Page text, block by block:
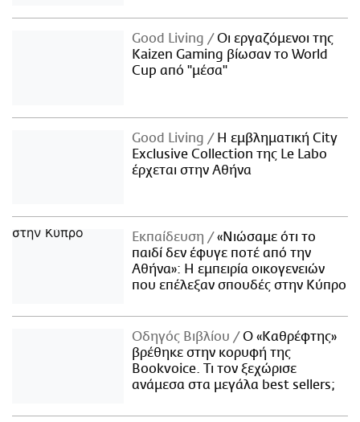
Good Living
Οι εργαζόμενοι της
Kaizen Gaming βίωσαν το World
Cup από "μέσα"
Good Living
Η εμβληματική City
Exclusive Collection της Le Labo
έρχεται στην Αθήνα
Εκπαίδευση
«Νιώσαμε ότι το
παιδί δεν έφυγε ποτέ από την
Αθήνα»: Η εμπειρία οικογενειών
που επέλεξαν σπουδές στην Κύπρο
Οδηγός Βιβλίου
Ο «Καθρέφτης»
βρέθηκε στην κορυφή της
Bookvoice. Τι τον ξεχώρισε
ανάμεσα στα μεγάλα best sellers;